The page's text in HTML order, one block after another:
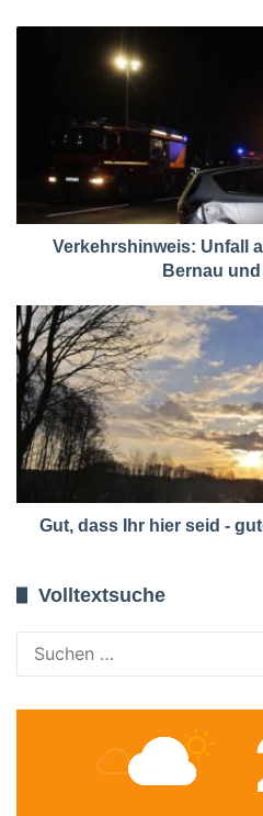
Verkehrshinweis: Unfall
Bernau
Gut, dass Ihr hier seid -
Volltextsuche